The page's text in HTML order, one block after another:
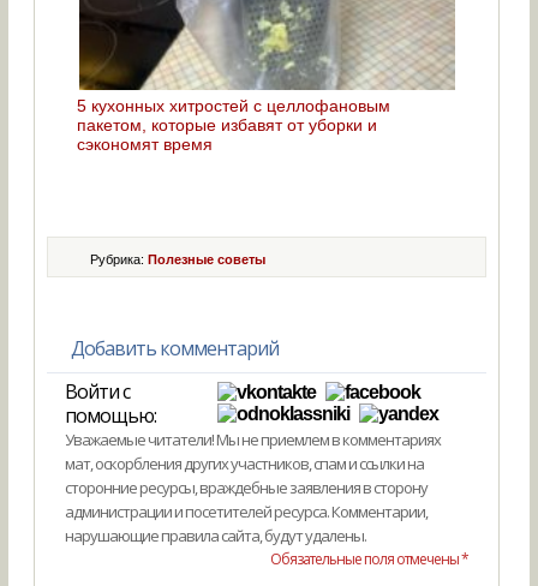
5 кухонных хитростей с целлофановым
пакетом, которые избавят от уборки и
сэкономят время
Рубрика: Полезные советы
Добавить комментарий
Войти с
помощью:
Уважаемые читатели! Мы не приемлем в комментариях
мат, оскорбления других участников, спам и ссылки на
сторонние ресурсы, враждебные заявления в сторону
администрации и посетителей ресурса. Комментарии,
нарушающие правила сайта, будут удалены.
Обязательные поля отмечены *